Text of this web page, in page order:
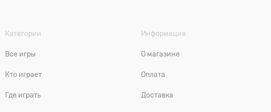
Категории
Все игры
Кто играет
Где играть
Информация
О магазине
Оплата
Доставка